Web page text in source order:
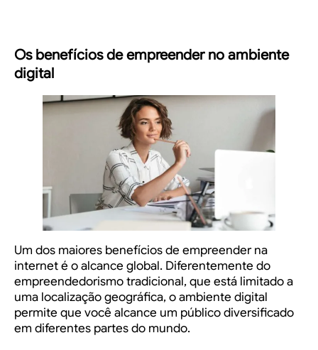
Os benefícios de empreender no ambiente
digital
Um dos maiores benefícios de empreender na
internet é o alcance global. Diferentemente do
empreendedorismo tradicional, que está limitado a
uma localização geográfica, o ambiente digital
permite que você alcance um público diversificado
em diferentes partes do mundo.